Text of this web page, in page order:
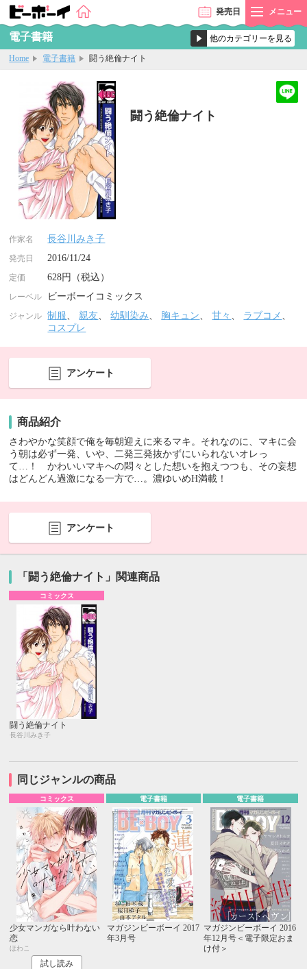
発売日 メニュー
電子書籍
Home 電子書籍 闘う絶倫ナイト
闘う絶倫ナイト
作家名 長谷川みき子
発売日 2016/11/24
定価 628円（税込）
レーベル ビーボーイコミックス
ジャンル 制服、親友、幼馴染み、 胸キュン、甘々 、 ラブコメ 、
コスプレ
アンケート
商品紹介
さわやかな笑顔で俺を毎朝迎えに来るマキ。それなのに、マキに会
う朝は必ず一発、いや、二発三発抜かずにいられないオレっ
て…！ かわいいマキへの悶々とした想いを抱えつつも、その妄想
はどんどん過激になる一方で…。濃ゆいめH満載！
アンケート
「闘う絶倫ナイト」関連商品
コミックス
闘う絶倫ナイト
長谷川みき子
同じジャンルの商品
コミックス
少女マンガなら叶わない
恋
ほわこ
試し読み
電子書籍
マガジンビーボーイ 2017
年3月号
電子書籍
マガジンビーボーイ 2016
年12月号＜電子限定おま
け付＞